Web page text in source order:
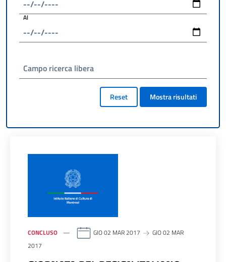
Al
Campo ricerca libera
Reset Mostra risultati
CONCLUSO GIO 02 MAR 2017
GIO 02 MAR
2017